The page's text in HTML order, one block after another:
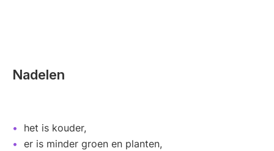
Nadelen
het is kouder,
er is minder groen en planten,